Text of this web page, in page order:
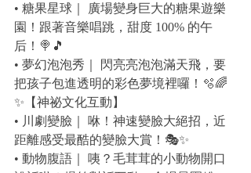
• 糖果星球｜ 廣場變身巨大的糖果遊樂
園！跟著音樂唱跳，甜度 100% 的午
后！🍭🎵
• 夢幻泡泡秀｜ 閃亮亮泡泡滿天飛，要
把孩子包進透明的彩色夢境裡囉！🫧🌈
✨【神祕文化互動】
• 川劇變臉｜ 咻！神速變臉大絕招，近
距離感受最酷的變臉大賞！🎭✨
• 動物腹語｜ 咦？毛茸茸的小動物開口